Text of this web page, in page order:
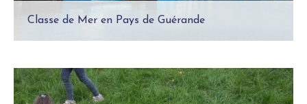
Classe de mer en Côte d’Opale
Classe de Mer en Pays de Guérande